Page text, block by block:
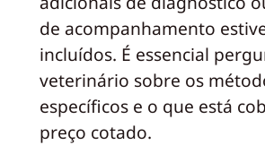
de acompanhamento
incluídos. É essencial
veterinário sobre os
específicos e o que está
preço cotado.